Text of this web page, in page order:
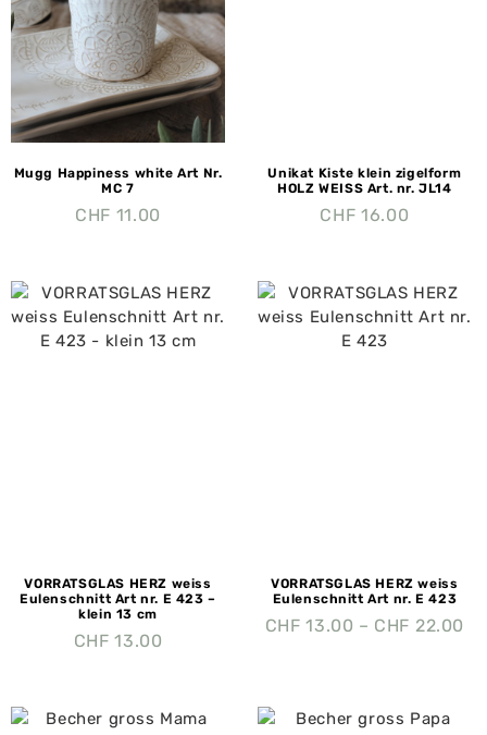
Mugg Happiness white Art Nr.
MC 7
CHF 11.00
Unikat Kiste klein zigelform
HOLZ WEISS Art. nr. JL14
CHF 16.00
VORRATSGLAS HERZ weiss
Eulenschnitt Art nr. E 423 –
klein 13 cm
CHF 13.00
VORRATSGLAS HERZ weiss
Eulenschnitt Art nr. E 423
CHF 13.00 – CHF 22.00